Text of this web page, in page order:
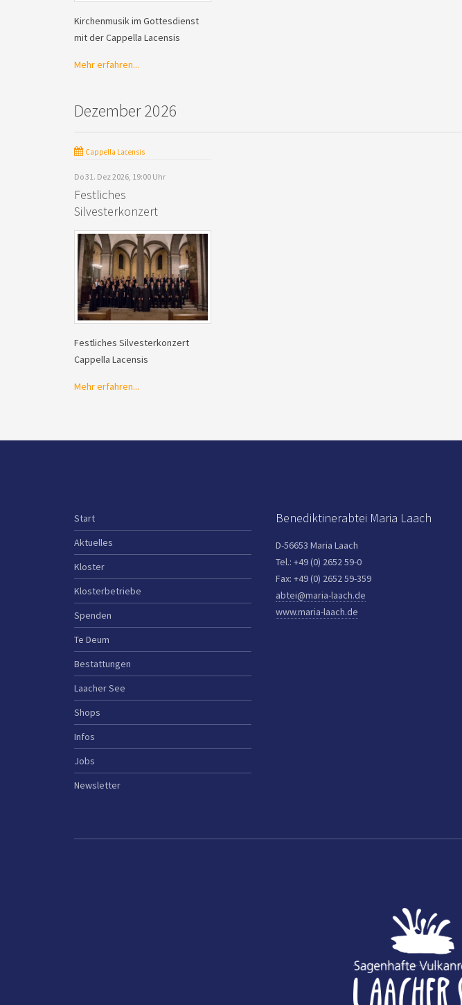
Kirchenmusik im Gottesdienst
mit der Cappella Lacensis
Mehr erfahren...
Dezember 2026
Cappella Lacensis
Do 31. Dez 2026, 19:00 Uhr
Festliches
Silvesterkonzert
Festliches Silvesterkonzert
Cappella Lacensis
Mehr erfahren...
Start
Aktuelles
Kloster
Klosterbetriebe
Spenden
Te Deum
Bestattungen
Laacher See
Shops
Infos
Jobs
Newsletter
Benediktinerabtei Maria Laach
D-56653 Maria Laach
Tel.: +49 (0) 2652 59-0
Fax: +49 (0) 2652 59-359
abtei@maria-laach.de
www.maria-laach.de